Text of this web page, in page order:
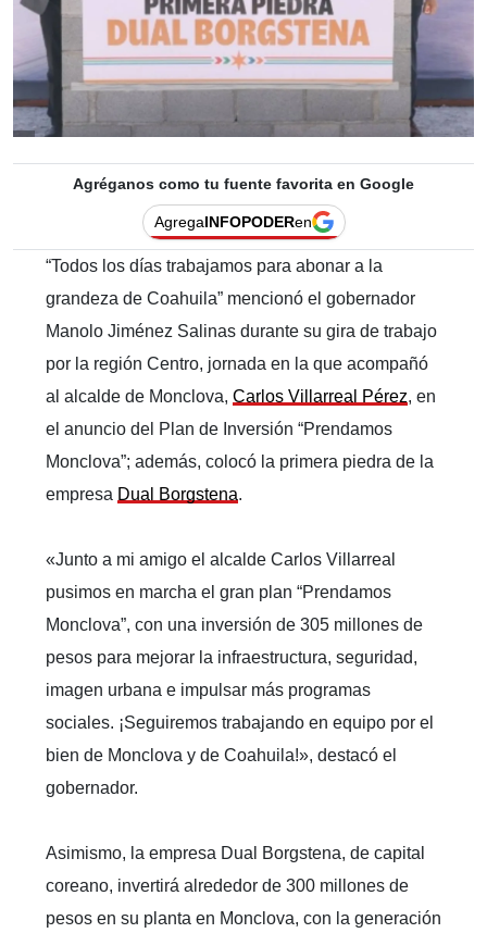
Agréganos como tu fuente favorita en Google
AgregaINFOPODERen
“Todos los días trabajamos para abonar a la
grandeza de Coahuila” mencionó el gobernador
Manolo Jiménez Salinas durante su gira de trabajo
por la región Centro, jornada en la que acompañó
al alcalde de Monclova, Carlos Villarreal Pérez, en
el anuncio del Plan de Inversión “Prendamos
Monclova”; además, colocó la primera piedra de la
empresa Dual Borgstena.
«Junto a mi amigo el alcalde Carlos Villarreal
pusimos en marcha el gran plan “Prendamos
Monclova”, con una inversión de 305 millones de
pesos para mejorar la infraestructura, seguridad,
imagen urbana e impulsar más programas
sociales. ¡Seguiremos trabajando en equipo por el
bien de Monclova y de Coahuila!», destacó el
gobernador.
Asimismo, la empresa Dual Borgstena, de capital
coreano, invertirá alrededor de 300 millones de
pesos en su planta en Monclova, con la generación